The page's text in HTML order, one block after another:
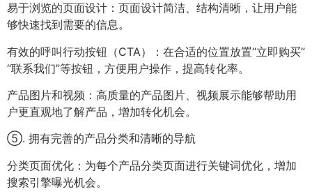
易于浏览的页面设计：页面设计简洁、结构清晰，让用户能
够快速找到需要的信息。
有效的呼叫行动按钮（CTA）：在合适的位置放置“立即购买”
“联系我们”等按钮，方便用户操作，提高转化率。
产品图片和视频：高质量的产品图片、视频展示能够帮助用
户更直观地了解产品，增加转化机会。
⑤. 拥有完善的产品分类和清晰的导航
分类页面优化：为每个产品分类页面进行关键词优化，增加
搜索引擎曝光机会。